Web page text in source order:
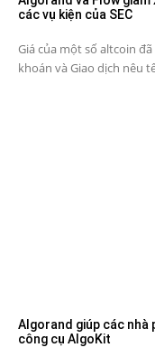
các vụ kiện của SEC
Giá của một số altcoin
khoán và Giao dịch nêu
Algorand giúp các nhà
công cụ AlgoKit